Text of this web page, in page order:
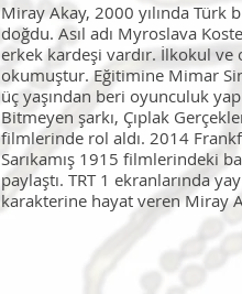
Miray Akay, 2000 yılında Türk
doğdu. Asıl adı Myroslava
erkek kardeşi vardır. İlkokul
okumuştur. Eğitimine Mimar
üç yaşından beri oyunculuk
Bitmeyen şarkı, Çıplak
filmlerinde rol aldı. 2014
Sarıkamış 1915 filmlerindeki
paylaştı. TRT 1 ekranlarında
karakterine hayat veren Miray